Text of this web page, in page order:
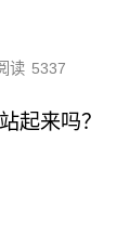
读 5337
起来吗？